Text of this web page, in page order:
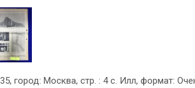
город: Москва, стр. : 4 с. Илл, формат: